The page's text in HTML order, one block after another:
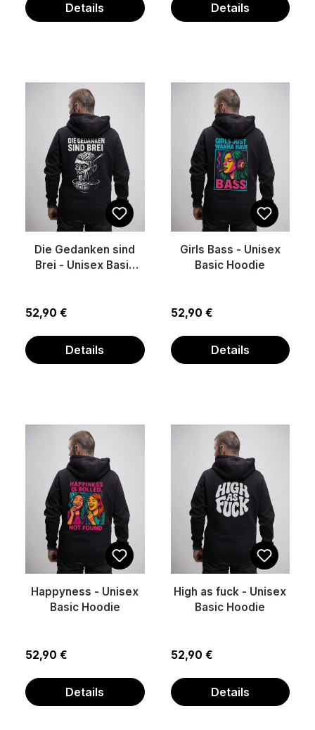
Details Details
Die Gedanken sind
Brei - Unisex Basic
Regulärer Preis:
52,90 €
Details
Girls Bass - Unisex
Basic Hoodie
Regulärer Preis:
52,90 €
Details
Happyness - Unisex
Basic Hoodie
Regulärer Preis:
52,90 €
Details
High as fuck - Unisex
Basic Hoodie
Regulärer Preis:
52,90 €
Details